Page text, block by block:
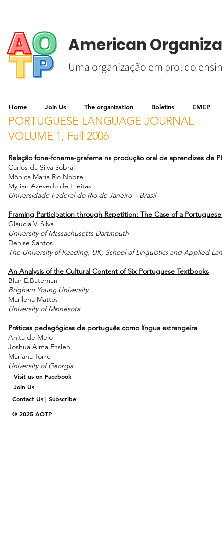
American
Uma organização em prol do
Home Join Us The organization Boletins EMEP
PORTUGUESE LANGUAGE JOURNAL
VOLUME 1, Fall 2006
Relação fone-fonema-grafema na produção oral de aprendizes de
Carlos da Silva Sobral
Mônica Maria Rio Nobre
Myrian Azevedo de Freitas
Universidade Federal do Rio de Janeiro – Brasil
Framing Participation through Repetition: The Case of a
Gláucia V. Silva
University of Massachusetts Dartmouth
Denise Santos
The University of Reading, UK, School of Linguistics and Applied
An Analysis of the Cultural Content of Six Portuguese Textbooks
Blair E.Bateman
Brigham Young University
Marilena Mattos
University of Minnesota
Práticas pedagógicas de português como língua estrangeira
Anita de Melo
Joshua Alma Enslen
Mariana Torre
University of Georgia
Join Us
Contact Us | Subscribe
Visit us on Facebook
© 2025 AOTP